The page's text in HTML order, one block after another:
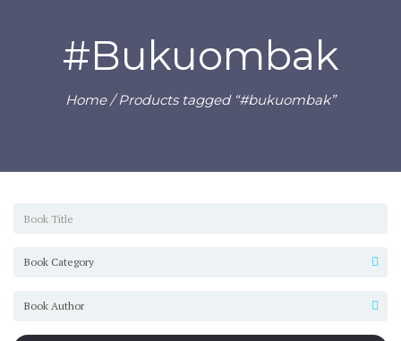
#bukuombak
Home/ Products tagged “#bukuombak”